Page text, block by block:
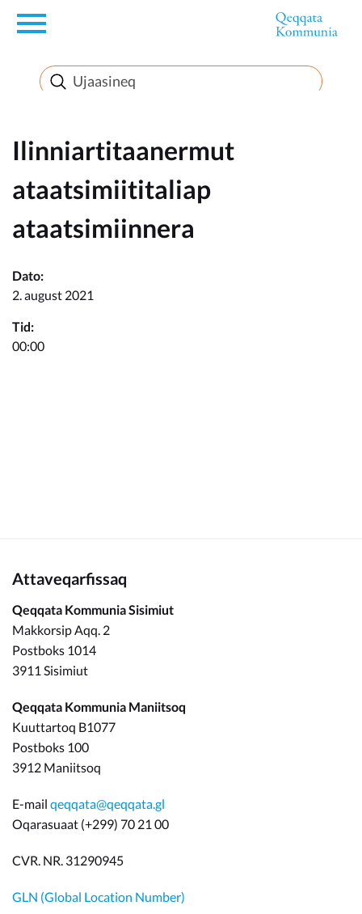
en
Innuttaasunut
Inuussutissarsiorneq
Politikki
Takornariat
Ilinniartitaanermut
ataatsimiititaliap
ataatsimiinnera
Dato:
2. august 2021
Tid:
00:00
Attaveqarfissaq
Qeqqata Kommunia Sisimiut
Makkorsip Aqq. 2
Postboks 1014
3911 Sisimiut
Qeqqata Kommunia Maniitsoq
Kuuttartoq B1077
Postboks 100
3912 Maniitsoq
E-mail qeqqata@qeqqata.gl
Oqarasuaat (+299) 70 21 00
CVR. NR. 31290945
GLN (Global Location Number)